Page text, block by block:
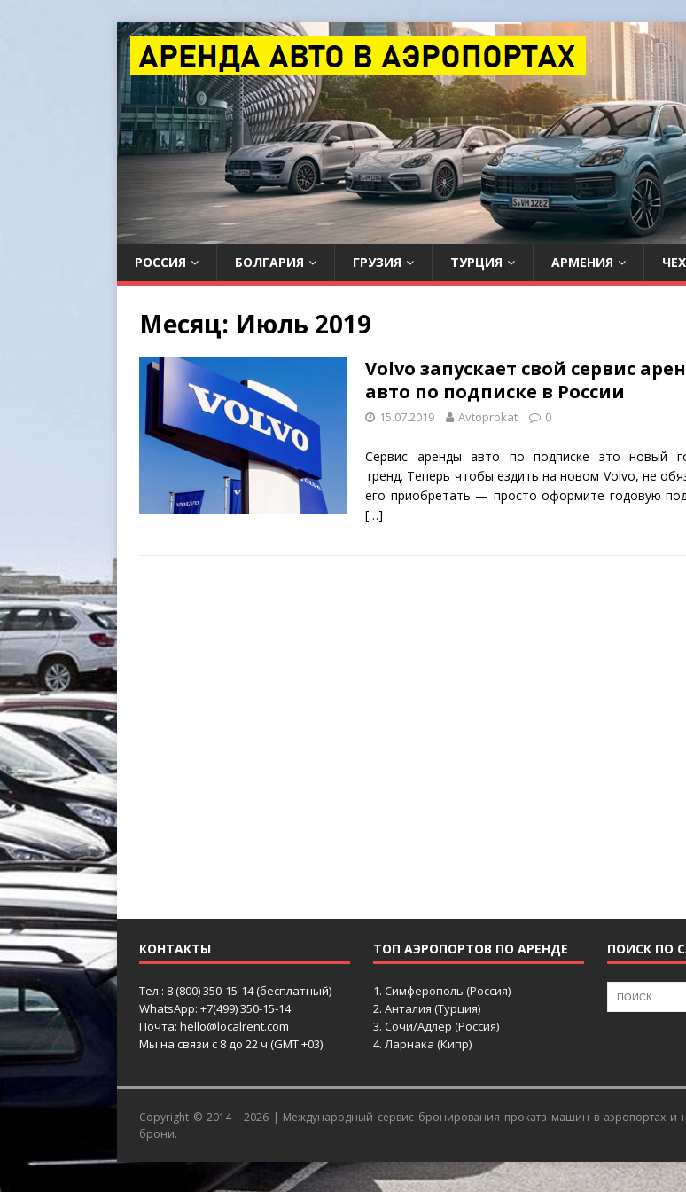
РОССИЯ БОЛГАРИЯ ГРУЗИЯ ТУРЦИЯ АРМЕНИЯ
Месяц: Июль 2019
Volvo запускает свой сервис
авто по подписке в России
15.07.2019 Avtoprokat 0
Сервис аренды авто по подписке это новый
тренд. Теперь чтобы ездить на новом Volvo, не
его приобретать — просто оформите годовую
[…]
КОНТАКТЫ
Тел.: 8 (800) 350-15-14 (бесплатный)
WhatsApp: +7(499) 350-15-14
Почта: hello@localrent.com
Мы на связи с 8 до 22 ч (GMT +03)
ТОП АЭРОПОРТОВ ПО АРЕНДЕ
1. Симферополь (Россия)
2. Анталия (Турция)
3. Сочи/Адлер (Россия)
4. Ларнака (Кипр)
ПОИСК ПО
Copyright © 2014 - 2026 | Международный сервис бронирования проката машин в аэропортах и
брони.